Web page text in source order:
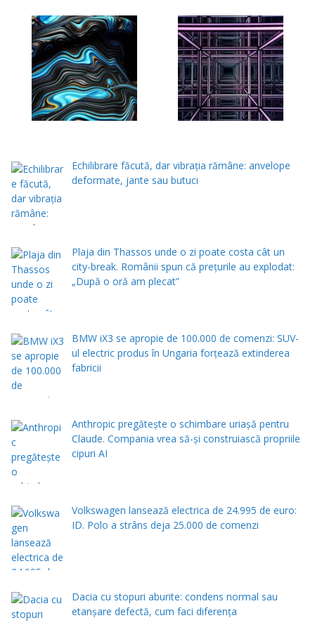
Echilibrare făcută, dar vibrația rămâne: anvelope
deformate, jante sau butuci
Plaja din Thassos unde o zi poate costa cât un
city-break. Românii spun că prețurile au explodat:
„După o oră am plecat”
BMW iX3 se apropie de 100.000 de comenzi: SUV-
ul electric produs în Ungaria forțează extinderea
fabricii
Anthropic pregătește o schimbare uriașă pentru
Claude. Compania vrea să-și construiască propriile
cipuri AI
Volkswagen lansează electrica de 24.995 de euro:
ID. Polo a strâns deja 25.000 de comenzi
Dacia cu stopuri aburite: condens normal sau
etanșare defectă, cum faci diferența